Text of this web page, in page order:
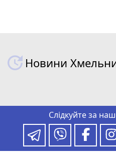
Новини
Слідкуйте за